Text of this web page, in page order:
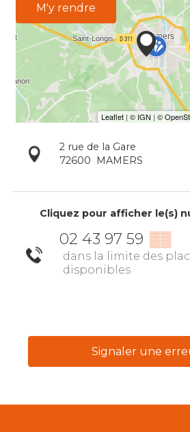
M'y rendre
2 rue de la Gare
72600
MAMERS
Cliquez pour afficher le(s)
02 43 97 59 ▒▒
dans la limite des
disponibles
Signaler une